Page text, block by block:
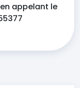
appelant le